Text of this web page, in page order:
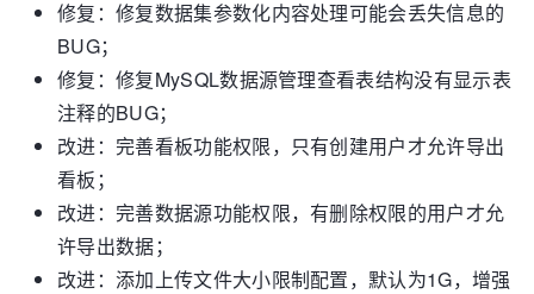
修复：修复数据集参数化内容处理可能会丢失信息的
BUG；
修复：修复MySQL数据源管理查看表结构没有显示表
注释的BUG；
改进：完善看板功能权限，只有创建用户才允许导出
看板；
改进：完善数据源功能权限，有删除权限的用户才允
许导出数据；
改进：添加上传文件大小限制配置，默认为1G，增强